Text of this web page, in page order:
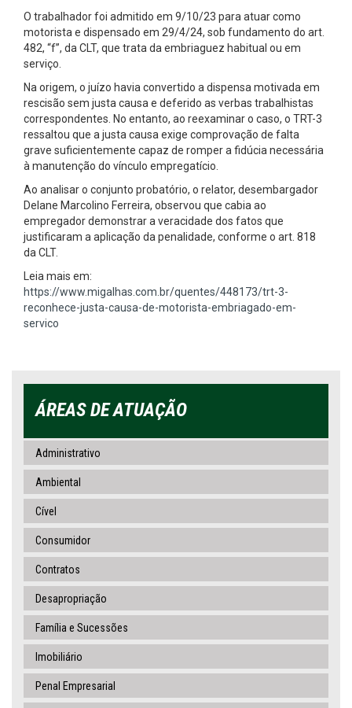
O trabalhador foi admitido em 9/10/23 para atuar como
motorista e dispensado em 29/4/24, sob fundamento do art.
482, “f”, da CLT, que trata da embriaguez habitual ou em
serviço.
Na origem, o juízo havia convertido a dispensa motivada em
rescisão sem justa causa e deferido as verbas trabalhistas
correspondentes. No entanto, ao reexaminar o caso, o TRT-3
ressaltou que a justa causa exige comprovação de falta
grave suficientemente capaz de romper a fidúcia necessária
à manutenção do vínculo empregatício.
Ao analisar o conjunto probatório, o relator, desembargador
Delane Marcolino Ferreira, observou que cabia ao
empregador demonstrar a veracidade dos fatos que
justificaram a aplicação da penalidade, conforme o art. 818
da CLT.
Leia mais em:
https://www.migalhas.com.br/quentes/448173/trt-3-
reconhece-justa-causa-de-motorista-embriagado-em-
servico
ÁREAS DE ATUAÇÃO
Administrativo
Ambiental
Cível
Consumidor
Contratos
Desapropriação
Família e Sucessões
Imobiliário
Penal Empresarial